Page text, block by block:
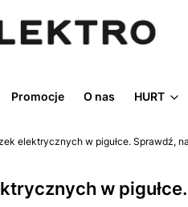
Promocje O nas HURT
elektrycznych w pigułce. Sprawdź,
w